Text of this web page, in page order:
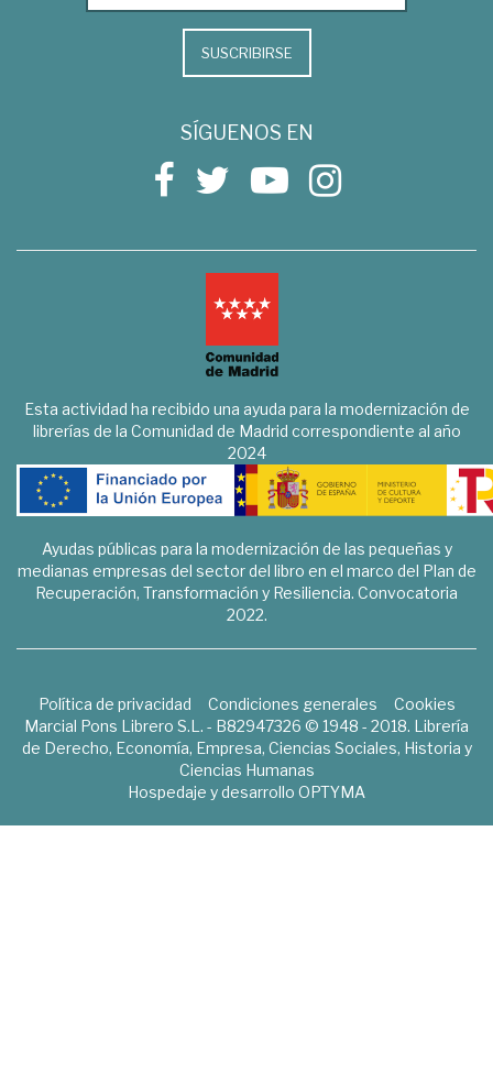
SUSCRIBIRSE
SÍGUENOS EN
Esta actividad ha recibido una ayuda para la modernización de
librerías de la Comunidad de Madrid correspondiente al año
2024
Ayudas públicas para la modernización de las pequeñas y
medianas empresas del sector del libro en el marco del Plan de
Recuperación, Transformación y Resiliencia. Convocatoria
2022.
Política de privacidad Condiciones generales
Cookies
Marcial Pons Librero S.L. - B82947326 © 1948 - 2018. Librería
de Derecho, Economía, Empresa, Ciencias Sociales, Historia y
Ciencias Humanas
Hospedaje y desarrollo OPTYMA